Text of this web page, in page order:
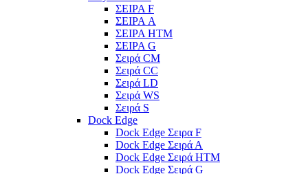
ΣΕΙΡΑ F
ΣΕΙΡΑ A
ΣΕΙΡΑ HTM
ΣΕΙΡΑ G
Σειρά CM
Σειρά CC
Σειρά LD
Σειρά WS
Σειρά S
Dock Edge
Dock Edge Σειρα F
Dock Edge Σειρά Α
Dock Edge Σειρά HTM
Dock Edge Σειρά G